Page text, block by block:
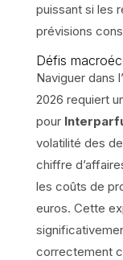
puissant si les
prévisions
Défis
Naviguer dans
2026 requiert
pour
volatilité des
chiffre
les coûts de
euros. Cette
correctement